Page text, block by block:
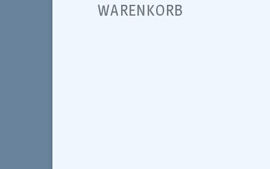
WARENKORB